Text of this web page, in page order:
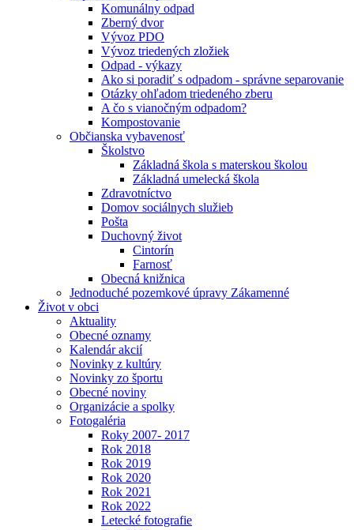
Komunálny odpad
Zberný dvor
Vývoz PDO
Vývoz triedených zložiek
Odpad - výkazy
Ako si poradiť s odpadom - správne separovanie
Otázky ohľadom triedeného zberu
A čo s vianočným odpadom?
Kompostovanie
Občianska vybavenosť
Školstvo
Základná škola s materskou školou
Základná umelecká škola
Zdravotníctvo
Domov sociálnych služieb
Pošta
Duchovný život
Cintorín
Farnosť
Obecná knižnica
Jednoduché pozemkové úpravy Zákamenné
Život v obci
Aktuality
Obecné oznamy
Kalendár akcií
Novinky z kultúry
Novinky zo športu
Obecné noviny
Organizácie a spolky
Fotogaléria
Roky 2007- 2017
Rok 2018
Rok 2019
Rok 2020
Rok 2021
Rok 2022
Letecké fotografie